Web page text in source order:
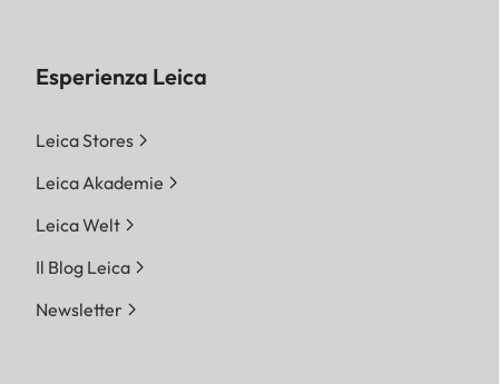
Esperienza Leica
Leica Stores
Leica Akademie
Leica Welt
Il Blog Leica
Newsletter